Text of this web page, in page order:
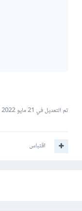
تم التعديل في 21 مايو 2022
اقتباس